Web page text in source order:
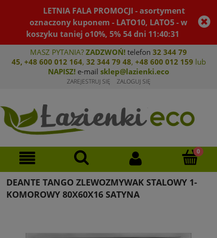
LETNIA FALA PROMOCJI - asortyment
oznaczony kuponem - LATO10, LATO5 - w
koszyku taniej o10%, 5% 54dni 11:40:31
MASZ PYTANIA? ZADZWOŃ! telefon 32 344 79
45, +48 600 012 164, 32 344 79 48, +48 600 012 159 lub
NAPISZ! e-mail sklep@lazienki.eco
ZAREJESTRUJ SIĘ ZALOGUJ SIĘ
DEANTE TANGO ZLEWOZMYWAK STALOWY 1-
KOMOROWY 80X60X16 SATYNA